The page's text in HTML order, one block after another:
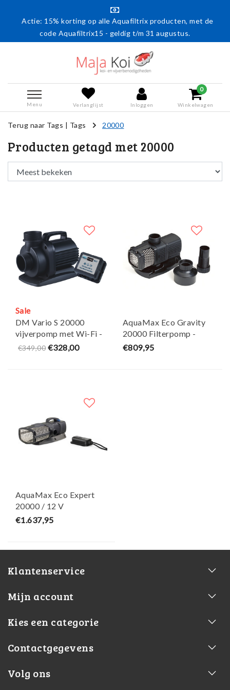
Actie: 15% korting op alle Aquafiltrix producten, met de
code Aquafiltrix15 - geldig t/m 31 augustus.
Menu Verlanglijst Inloggen
0
Winkelwagen
Terug naar Tags | Tags 20000
Producten getagd met 20000
Sale
DM Vario S 20000
vijverpomp met Wi-Fi -
AquaForte
€349,00 €328,00
AquaMax Eco Gravity
20000 Filterpomp -
Oase
€809,95
AquaMax Eco Expert
20000 / 12 V
Filter/Beeklooppomp -
€1.637,95
Klantenservice
Mijn account
Kies een categorie
Contactgegevens
Volg ons